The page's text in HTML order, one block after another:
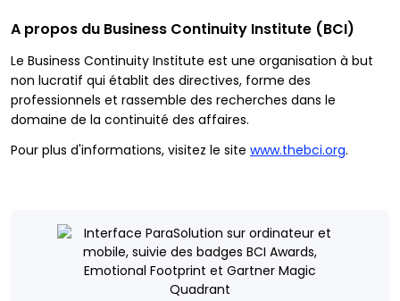
A propos du Business Continuity Institute (BCI)
Le Business Continuity Institute est une organisation à but
non lucratif qui établit des directives, forme des
professionnels et rassemble des recherches dans le
domaine de la continuité des affaires.
Pour plus d'informations, visitez le site www.thebci.org.